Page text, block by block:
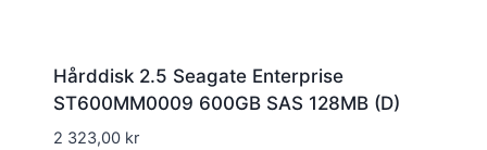
Hårddisk 2.5 Seagate Enterprise
ST600MM0009 600GB SAS 128MB (D)
2 323,00 kr